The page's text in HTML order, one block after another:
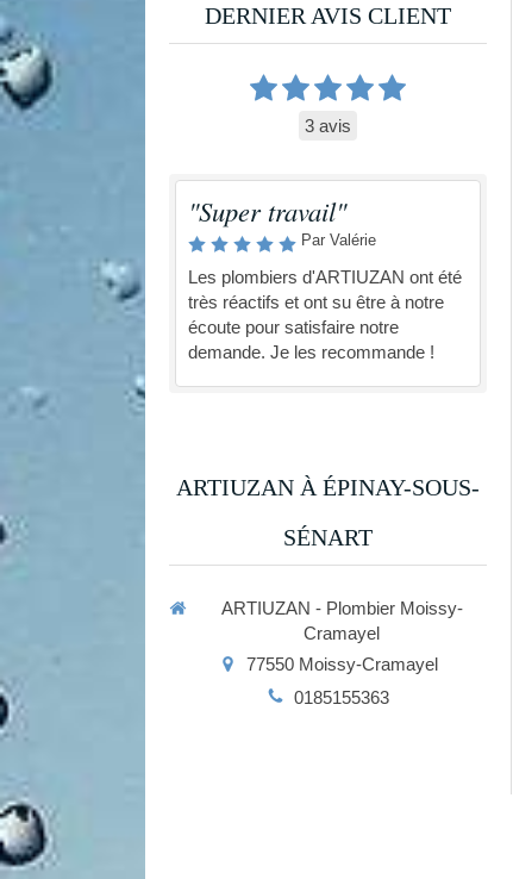
DERNIER AVIS CLIENT
3 avis
"Super travail"
Par Valérie
Les plombiers d'ARTIUZAN ont été
très réactifs et ont su être à notre
écoute pour satisfaire notre
demande. Je les recommande !
ARTIUZAN À ÉPINAY-SOUS-
SÉNART
ARTIUZAN - Plombier Moissy-
Cramayel
77550 Moissy-Cramayel
0185155363